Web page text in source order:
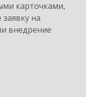
карточками,
на
внедрение